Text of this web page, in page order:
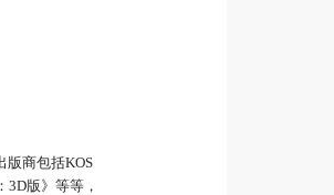
版商包括KOS
版》等等，